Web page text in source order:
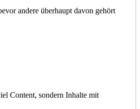
andere überhaupt davon gehört
Content, sondern Inhalte mit